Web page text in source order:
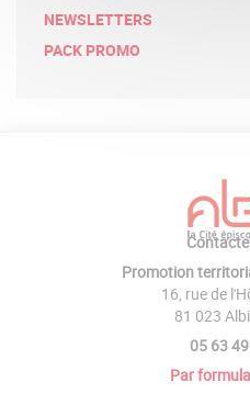
NEWSLETTERS
PACK PROMO
Promotion
16, rue de
81 023
05 63
Par